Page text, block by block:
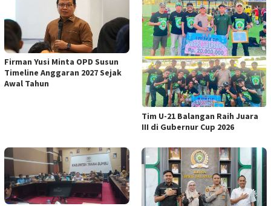
Firman Yusi Minta OPD Susun
Timeline Anggaran 2027 Sejak
Awal Tahun
Tim U-21 Balangan Raih Juara
III di Gubernur Cup 2026